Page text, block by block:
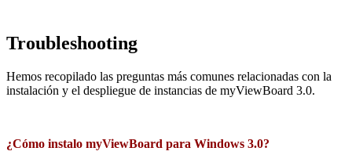
Troubleshooting
Hemos recopilado las preguntas más comunes relacionadas con la
instalación y el despliegue de instancias de myViewBoard 3.0.
¿Cómo instalo myViewBoard para Windows 3.0?